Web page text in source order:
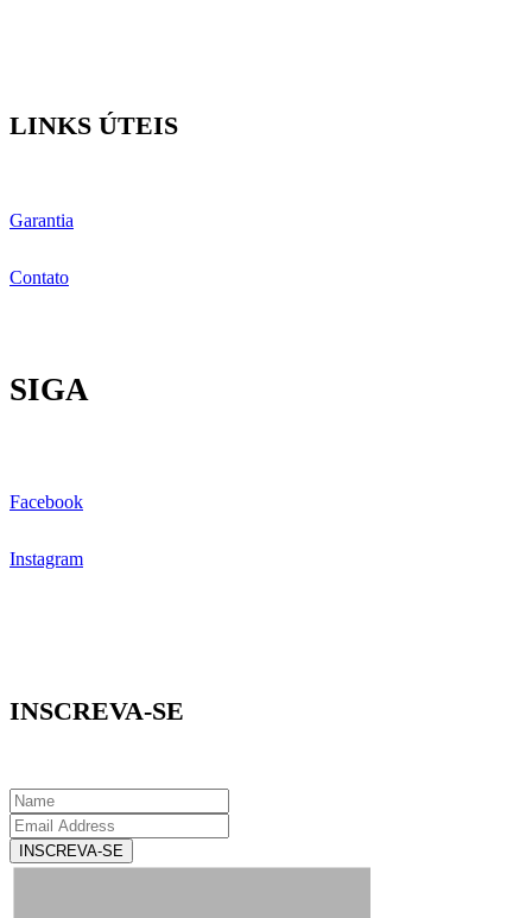
LINKS ÚTEIS
Garantia
Contato
SIGA
Facebook
Instagram
INSCREVA-SE
INSCREVA-SE